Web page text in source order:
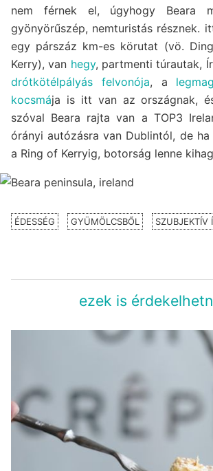
nem férnek el, úgyhogy Beara
gyönyörűszép, nemturistás résznek.
egy párszáz km-es körutat (vö.
Kerry), van hegy, partmenti túrautak,
drótkötélpályás felvonója, a
kocsmája is itt van az országnak,
szóval Beara rajta van a TOP3
órányi autózásra van Dublintól, de
a Ring of Kerryig, botorság lenne
ÉDESSÉG GYÜMÖLCSBŐL SZUBJEKTÍV
ezek is